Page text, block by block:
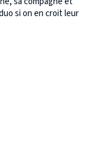
si on en croit leur